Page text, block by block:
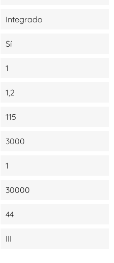
Integrado
Sí
1
1,2
115
3000
1
30000
44
III